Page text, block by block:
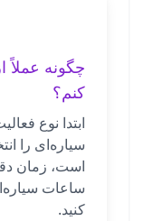
چگونه عملاً
کنم؟
ابتدا نوع
سیاره‌ای را
است، زمان
ساعات
کنید.